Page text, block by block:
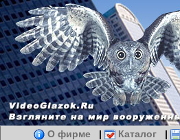
О фирме | Каталог |